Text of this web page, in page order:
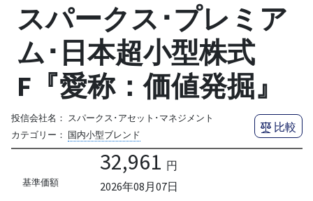
スパークス･プレミア
ム･日本超小型株式
F『愛称：価値発掘』
投信会社名： スパークス･アセット･マネジメント
カテゴリー： 国内小型ブレンド
比較
基準価額
32,961 円
2026年08月07日